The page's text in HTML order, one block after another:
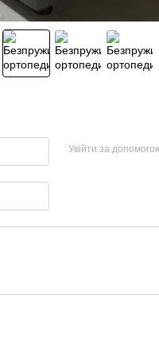
Увійти за